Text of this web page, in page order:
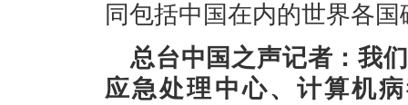
同包括中国在内的世界各
总台中国之声记者：我
应急处理中心、计算机